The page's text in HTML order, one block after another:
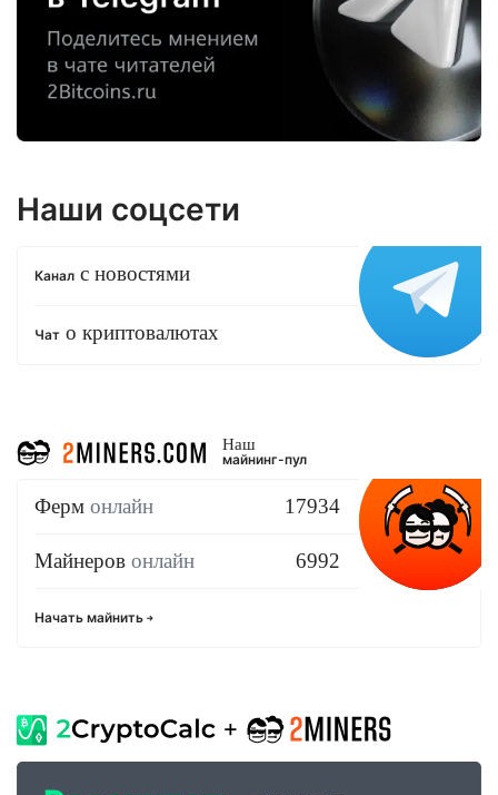
Наши соцсети
Канал с новостями
Чат о криптовалютах
Наш
майнинг-пул
Ферм онлайн 17934
Майнеров онлайн 6992
Начать майнить